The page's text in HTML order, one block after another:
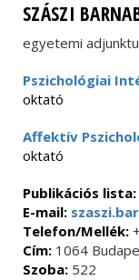
SZÁSZI
egyetemi
Pszichológiai
oktató
Affektív
oktató
Publikációs lista:
E-mail:
Telefon/Mellék:
Cím: 1064
Szoba: 522